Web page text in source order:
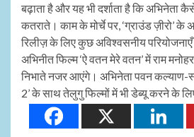
बढ़ाता है और यह भी दर्शाता है कि अभिनेता
कतराते। काम के मोर्चे पर, ‘ग्राउंड ज़ीरो’ के
रिलीज़ के लिए कुछ अविश्वसनीय
अभिनीत फिल्म ‘ऐ वतन मेरे वतन’ में राम
निभाते नजर आएंगे। अभिनेता पवन कल्याण-
2’ के साथ तेलुगु फिल्मों में भी डेब्यू करने के